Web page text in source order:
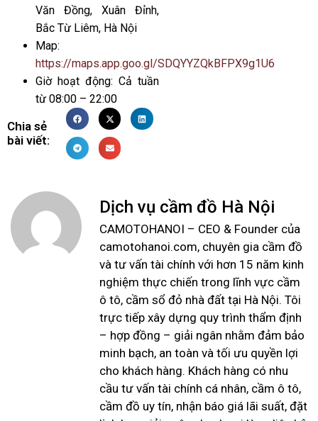
Văn Đồng, Xuân Đỉnh,
Bắc Từ Liêm, Hà Nội
Map:
https://maps.app.goo.gl/SDQYYZQkBFPX9g1U6
Giờ hoạt động: Cả tuần
từ 08:00 – 22:00
Chia sẻ
bài viết:
Dịch vụ cầm đồ Hà Nội
CAMOTOHANOI – CEO & Founder của
camotohanoi.com, chuyên gia cầm đồ
và tư vấn tài chính với hơn 15 năm kinh
nghiệm thực chiến trong lĩnh vực cầm
ô tô, cầm sổ đỏ nhà đất tại Hà Nội. Tôi
trực tiếp xây dựng quy trình thẩm định
– hợp đồng – giải ngân nhằm đảm bảo
minh bạch, an toàn và tối ưu quyền lợi
cho khách hàng. Khách hàng có nhu
cầu tư vấn tài chính cá nhân, cầm ô tô,
cầm đồ uy tín, nhận báo giá lãi suất, đặt